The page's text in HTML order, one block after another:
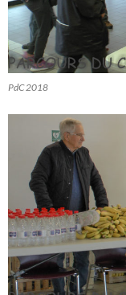
PdC 2018